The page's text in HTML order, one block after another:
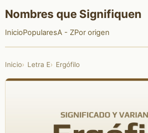
Nombres que Signifiquen
InicioPopularesA - ZPor origen
Inicio Letra E Ergófilo